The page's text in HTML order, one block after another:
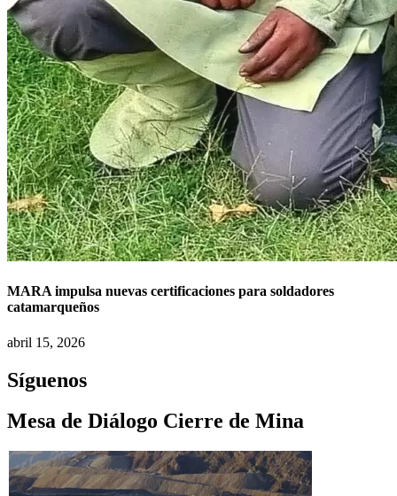
MARA impulsa nuevas certificaciones para soldadores
catamarqueños
abril 15, 2026
Síguenos
Mesa de Diálogo Cierre de Mina